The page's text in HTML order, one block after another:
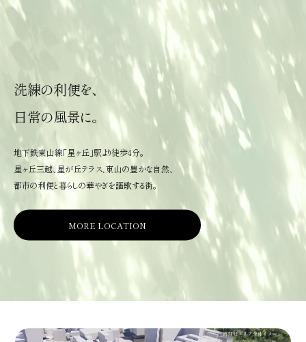
洗練の利便を、
日常の風景に。
地下鉄東山線「星ヶ丘」駅より徒歩4分。
星ヶ丘三越、星が丘テラス、東山の豊かな自然、
都市の利便と暮らしの華やぎを謳歌する街。
MORE LOCATION